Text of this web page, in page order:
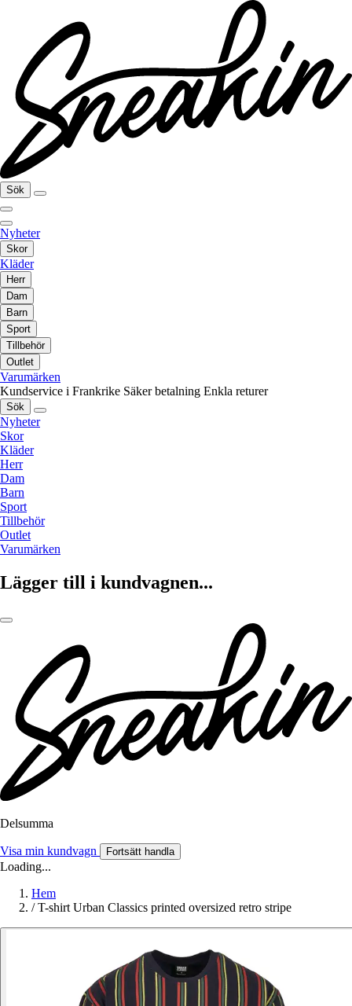
Sök
Nyheter
Skor
Kläder
Herr
Dam
Barn
Sport
Tillbehör
Outlet
Varumärken
Kundservice i Frankrike Säker betalning Enkla returer
Sök
Nyheter
Skor
Kläder
Herr
Dam
Barn
Sport
Tillbehör
Outlet
Varumärken
Lägger till i kundvagnen...
Delsumma
Visa min kundvagn Fortsätt handla
Loading...
Hem
/ T-shirt Urban Classics printed oversized retro stripe